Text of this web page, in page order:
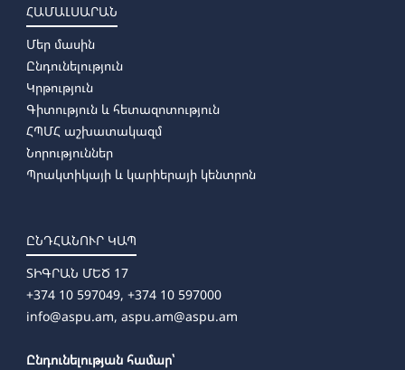
ՀԱՄԱԼՍԱՐԱՆ
Մեր մասին
Ընդունելություն
Կրթություն
Գիտություն և հետազոտություն
ՀՊՄՀ աշխատակազմ
Նորություններ
Պրակտիկայի և կարիերայի կենտրոն
ԸՆԴՀԱՆՈՒՐ ԿԱՊ
ՏԻԳՐԱՆ ՄԵԾ 17
+374 10 597049, +374 10 597000
info@aspu.am, aspu.am@aspu.am
Ընդունելության համար՝